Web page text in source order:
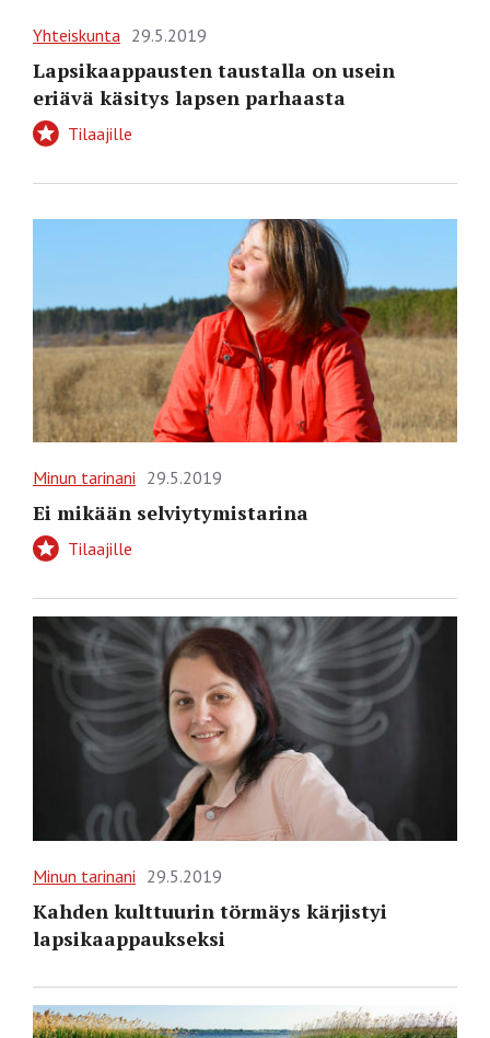
Yhteiskunta 29.5.2019
Lapsikaappausten taustalla on usein
eriävä käsitys lapsen parhaasta
Tilaajille
Minun tarinani 29.5.2019
Ei mikään selviytymistarina
Tilaajille
Minun tarinani 29.5.2019
Kahden kulttuurin törmäys kärjistyi
lapsikaappaukseksi